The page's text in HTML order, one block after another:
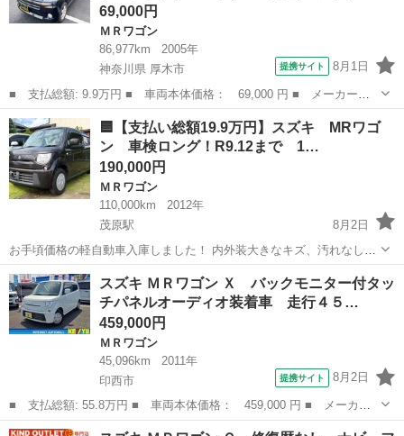
69,000円
ＭＲワゴン
86,977km
2005年
神奈川県 厚木市
提携サイト 8月1日
■ 支払総額: 9.9万円 ■ 車両本体価格： 69,000 円 ■ メーカー
名： スズキ ■ 車種名： ＭＲワゴン ■ グレード名： Ａリミテ
ッド 純正フォグ ウインドーバイザー 純正１３インチアルミ リ
アスポイラー ク...
神奈川 厚木市 ＭＲワゴン
🟦【支払い総額19.9万円】スズキ MRワゴ
ン 車検ロング！R9.12まで 1…
190,000円
ＭＲワゴン
110,000km
2012年
茂原駅
8月2日
お手頃価格の軽自動車入庫しました！ 内外装大きなキズ、汚れなし！
エアコンばっちり！ とりあえずの足にもぴったりです！ ⭐️車両情報⭐️
■車種 スズキ MRワゴン ■型式 DBA-MF33S ■年式 平成24年 ■グ
レ...
千葉 茂原市 茂原駅 ＭＲワゴン
スズキ ＭＲワゴン Ｘ バックモニター付タッ
チパネルオーディオ装着車 走行４５…
459,000円
ＭＲワゴン
45,096km
2011年
印西市
提携サイト 8月2日
■ 支払総額: 55.8万円 ■ 車両本体価格： 459,000 円 ■ メーカー
名： スズキ ■ 車種名： ＭＲワゴン ■ グレード名： Ｘ バッ
千葉 印西市 ＭＲワゴン